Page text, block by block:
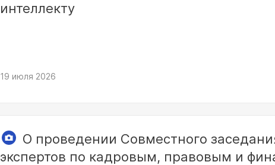
интеллекту
19 июля 2026
О проведении Совместного
экспертов по кадровым, правовым и